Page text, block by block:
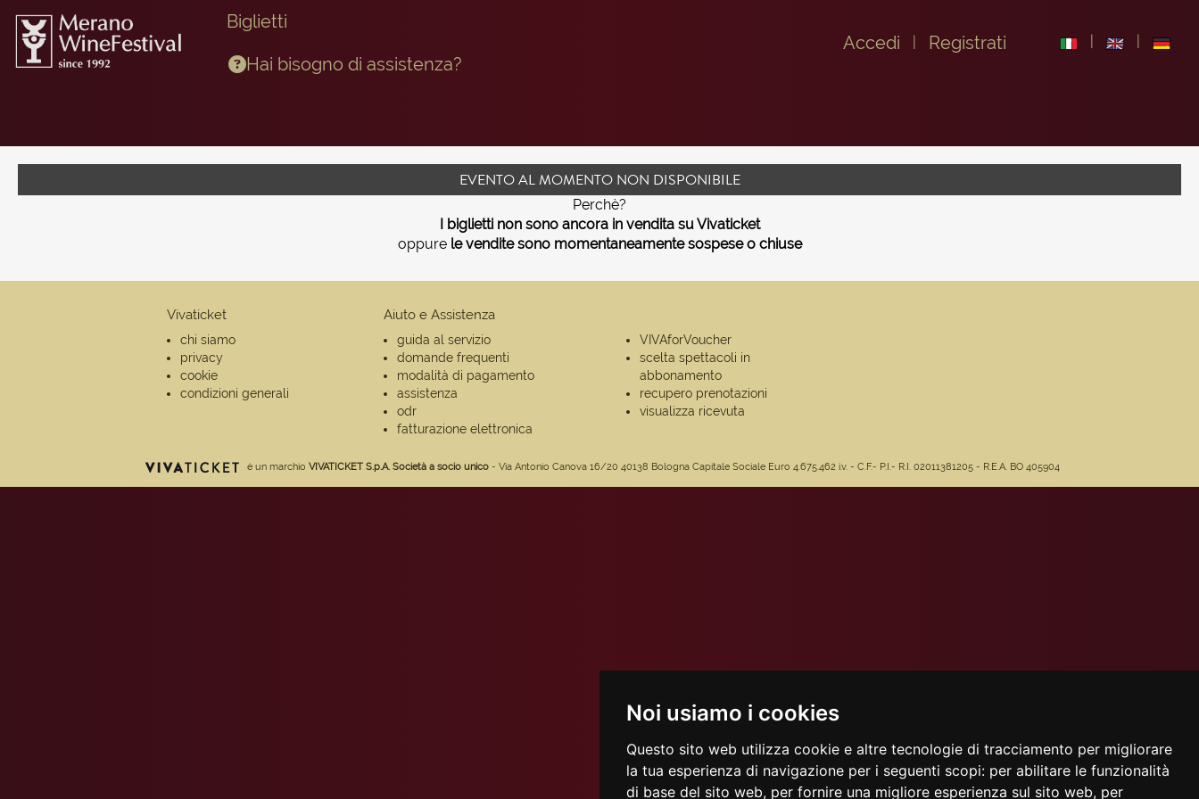
Noi usiamo i cookies
Questo sito web utilizza cookie e altre tecnologie di tracciamento per migliorare
la tua esperienza di navigazione per i seguenti scopi: per abilitare le funzionalità
di base del sito web, per fornire una migliore esperienza sul sito web, per
Biglietti
Hai bisogno di assistenza?
Accedi Registrati
EVENTO AL MOMENTO NON DISPONIBILE
Perchè?
I biglietti non sono ancora in vendita su Vivaticket
oppure le vendite sono momentaneamente sospese o chiuse
Vivaticket
chi siamo
privacy
cookie
condizioni generali
Aiuto e Assistenza
guida al servizio
domande frequenti
modalità di pagamento
assistenza
odr
fatturazione elettronica
VIVAforVoucher
scelta spettacoli in
abbonamento
recupero prenotazioni
visualizza ricevuta
è un marchio VIVATICKET S.p.A. Società a socio unico - Via Antonio Canova 16/20 40138 Bologna Capitale Sociale Euro 4.675.462 i.v. - C.F.- P.I.- R.I. 02011381205 - R.E.A. BO 405904